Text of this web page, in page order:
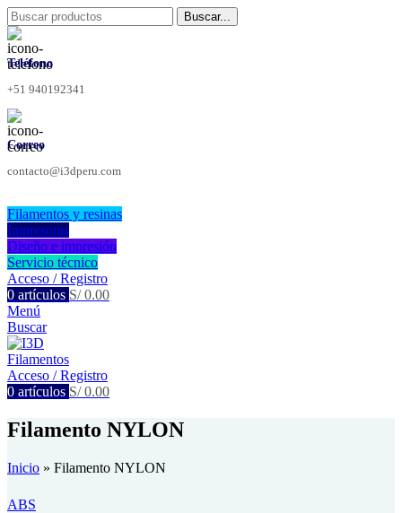
Buscar...
Teléfono
+51 940192341
Correo
contacto@i3dperu.com
Filamentos y resinas
Impresoras
Diseño e impresión
Servicio técnico
Acceso / Registro
0 artículos S/0.00
Menú
Buscar
Acceso / Registro
0 artículos S/0.00
Filamento NYLON
Inicio » Filamento NYLON
ABS